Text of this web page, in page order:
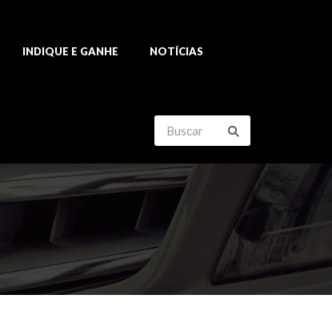
INDIQUE E GANHE NOTÍCIAS